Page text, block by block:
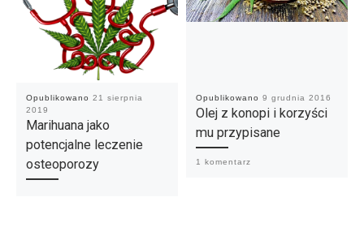
Opublikowano 21 sierpnia
2019
Marihuana jako
potencjalne leczenie
osteoporozy
Opublikowano 9 grudnia 2016
Olej z konopi i korzyści
mu przypisane
1 komentarz